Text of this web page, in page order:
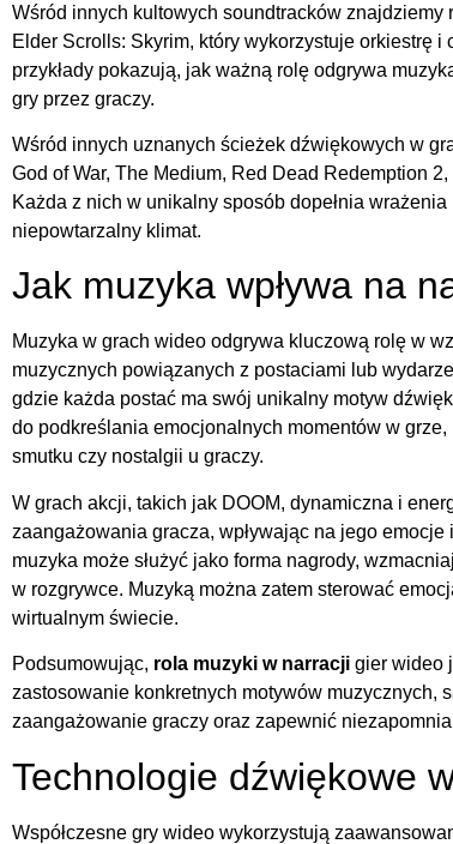
Wśród innych kultowych soundtracków
Elder Scrolls: Skyrim, który wykorzystuje orkiestrę
przykłady pokazują, jak ważną rolę odgrywa
gry przez graczy.
Wśród innych uznanych ścieżek dźwiękowych w
God of War, The Medium, Red Dead Redemption
Każda z nich w unikalny sposób dopełnia
niepowtarzalny klimat.
Jak muzyka wpływa na
Muzyka w grach wideo odgrywa kluczową rolę w
muzycznych powiązanych z postaciami lub
gdzie każda postać ma swój unikalny motyw
do podkreślania emocjonalnych momentów w
smutku czy nostalgii u graczy.
W grach akcji, takich jak DOOM, dynamiczna i
zaangażowania gracza, wpływając na jego
muzyka może służyć jako forma nagrody,
w rozgrywce. Muzyką można zatem sterować
wirtualnym świecie.
Podsumowując, rola muzyki w narracji gier wideo
zastosowanie konkretnych motywów muzycznych,
zaangażowanie graczy oraz zapewnić
Technologie dźwiękowe
Współczesne gry wideo wykorzystują